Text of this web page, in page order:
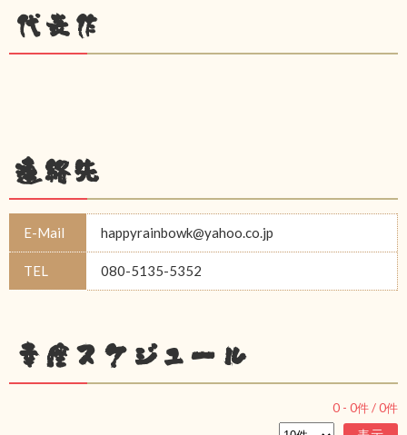
代表作
連絡先
E-Mail happyrainbowk@yahoo.co.jp
TEL 080-5135-5352
幸座スケジュール
0 - 0件 /0件